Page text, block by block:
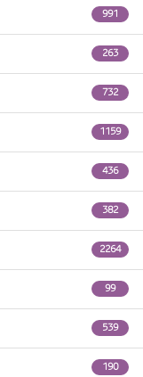
991
263
732
1159
436
382
2264
99
539
190